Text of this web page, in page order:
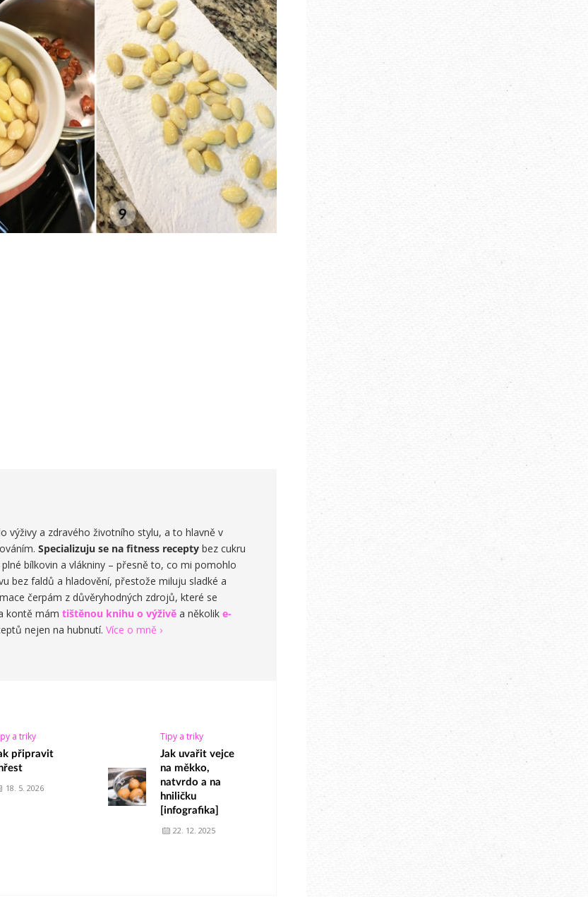
výživy a zdravého životního stylu, a to hlavně v
Specializuju se na fitness recepty bez cukru
bílkovin a vlákniny – přesně to, co mi pomohlo
bez faldů a hladovění, přestože miluju sladké a
čerpám z důvěryhodných zdrojů, které se
kontě mám tištěnou knihu o výživě a několik e-
nejen na hubnutí. Více o mně ›
a triky
připravit
18. 5. 2026
Tipy a triky
Jak uvařit vejce
na měkko,
natvrdo a na
hniličku
[infografika]
22. 12. 2025